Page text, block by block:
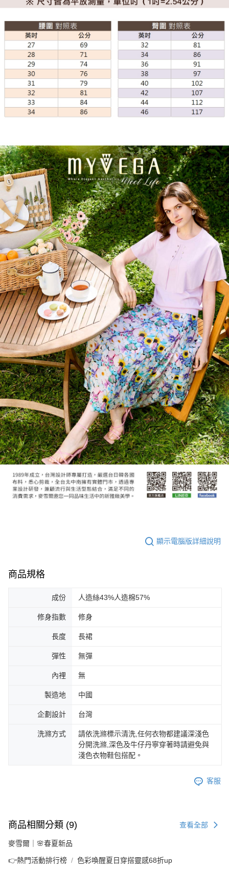
顯示電腦版詳細說明
商品規格
成份 人造絲43%人造棉57%
修身指數 修身
長度 長裙
彈性 無彈
內裡 無
製造地 中國
企劃設計 台灣
洗滌方式
請依洗滌標示清洗,任何衣物都建議深淺色
分開洗滌,深色及牛仔丹寧穿著時請避免與
淺色衣物鞋包搭配。
客服
商品相關分類 (9) 查看全部
麥雪爾｜🌸春夏新品
👉熱門活動排行榜 色彩喚醒夏日穿搭靈感68折up